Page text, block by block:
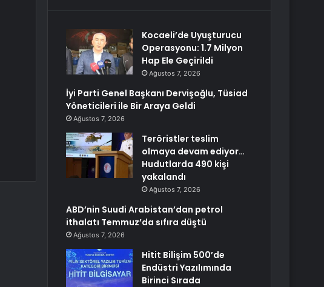
Kocaeli’de Uyuşturucu
Operasyonu: 1.7 Milyon
Hap Ele Geçirildi
Ağustos 7, 2026
İyi Parti Genel Başkanı Dervişoğlu, Tüsiad
Yöneticileri ile Bir Araya Geldi
Ağustos 7, 2026
Teröristler teslim
olmaya devam ediyor…
Hudutlarda 490 kişi
yakalandı
Ağustos 7, 2026
ABD’nin Suudi Arabistan’dan petrol
ithalatı Temmuz’da sıfıra düştü
Ağustos 7, 2026
Hitit Bilişim 500’de
Endüstri Yazılımında
Birinci Sırada